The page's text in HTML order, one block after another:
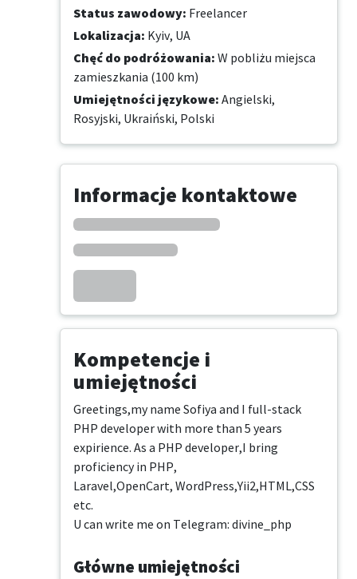
Status zawodowy: Freelancer
Lokalizacja: Kyiv, UA
Chęć do podróżowania: W pobliżu miejsca
zamieszkania (100 km)
Umiejętności językowe: Angielski,
Rosyjski, Ukraiński, Polski
Informacje kontaktowe
Kompetencje i
umiejętności
Greetings,my name Sofiya and I full-stack
PHP developer with more than 5 years
expirience. As a PHP developer,I bring
proficiency in PHP,
Laravel,OpenCart, WordPress,Yii2,HTML,CSS
etc.
U can write me on Telegram: divine_php
Główne umiejętności